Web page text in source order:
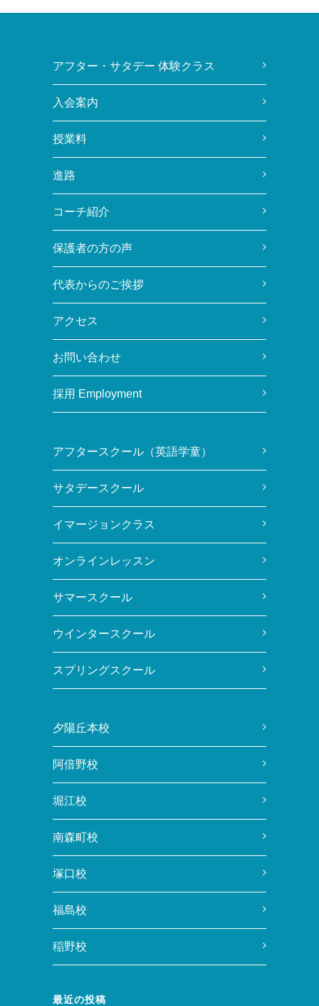
アフター・サタデー 体験クラス
入会案内
授業料
進路
コーチ紹介
保護者の方の声
代表からのご挨拶
アクセス
お問い合わせ
採用 Employment
アフタースクール（英語学童）
サタデースクール
イマージョンクラス
オンラインレッスン
サマースクール
ウインタースクール
スプリングスクール
夕陽丘本校
阿倍野校
堀江校
南森町校
塚口校
福島校
稲野校
最近の投稿